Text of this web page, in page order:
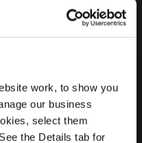
work, to show you
our business
select them
the Details tab for
Josinahof 2
4194 AD Meteren